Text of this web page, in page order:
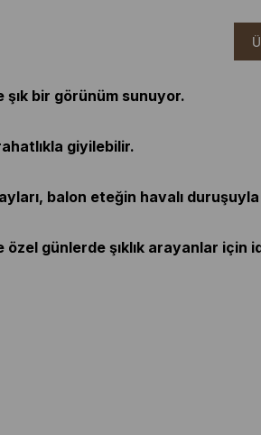
şık bir görünüm sunuyor.
giyilebilir.
balon eteğin havalı
özel günlerde şıklık arayanlar için